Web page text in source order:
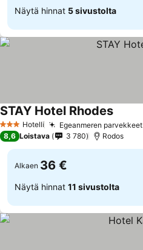
Näytä hinnat 5 sivustolta
3 Tähtiluokitus
Hotelli Egeanmeren parvekkeet
STAY Hotel Rhodes
8,6 Loistava 3 780 Rodos
Alkaen 36 €
Näytä hinnat 11 sivustolta